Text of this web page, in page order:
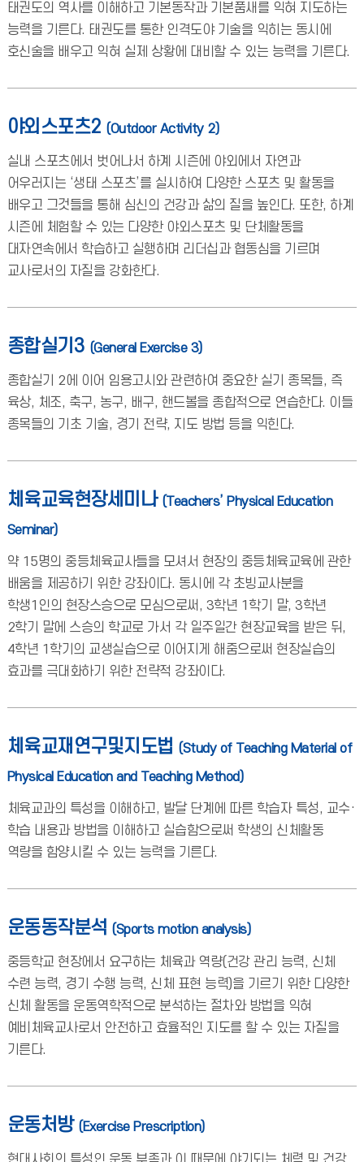
태권도의 역사를 이해하고 기본동작과 기본품새를 익혀 지도하는
능력을 기른다. 태권도를 통한 인격도야 기술을 익히는 동시에
호신술을 배우고 익혀 실제 상황에 대비할 수 있는 능력을 기른다.
야외스포츠2 (Outdoor Activity 2)
실내 스포츠에서 벗어나서 하계 시즌에 야외에서 자연과
어우러지는 ‘생태 스포츠’를 실시하여 다양한 스포츠 및 활동을
배우고 그것들을 통해 심신의 건강과 삶의 질을 높인다. 또한, 하계
시즌에 체험할 수 있는 다양한 야외스포츠 및 단체활동을
대자연속에서 학습하고 실행하며 리더십과 협동심을 기르며
교사로서의 자질을 강화한다.
종합실기3 (General Exercise 3)
종합실기 2에 이어 임용고시와 관련하여 중요한 실기 종목들, 즉
육상, 체조, 축구, 농구, 배구, 핸드볼을 종합적으로 연습한다. 이들
종목들의 기초 기술, 경기 전략, 지도 방법 등을 익힌다.
체육교육현장세미나 (Teachers’ Physical Education
Seminar)
약 15명의 중등체육교사들을 모셔서 현장의 중등체육교육에 관한
배움을 제공하기 위한 강좌이다. 동시에 각 초빙교사분을
학생1인의 현장스승으로 모심으로써, 3학년 1학기 말, 3학년
2학기 말에 스승의 학교로 가서 각 일주일간 현장교육을 받은 뒤,
4학년 1학기의 교생실습으로 이어지게 해줌으로써 현장실습의
효과를 극대화하기 위한 전략적 강좌이다.
체육교재연구및지도법 (Study of Teaching Material of
Physical Education and Teaching Method)
체육교과의 특성을 이해하고, 발달 단계에 따른 학습자 특성, 교수·
학습 내용과 방법을 이해하고 실습함으로써 학생의 신체활동
역량을 함양시킬 수 있는 능력을 기른다.
운동동작분석 (Sports motion analysis)
중등학교 현장에서 요구하는 체육과 역량(건강 관리 능력, 신체
수련 능력, 경기 수행 능력, 신체 표현 능력)을 기르기 위한 다양한
신체 활동을 운동역학적으로 분석하는 절차와 방법을 익혀
예비체육교사로서 안전하고 효율적인 지도를 할 수 있는 자질을
기른다.
운동처방 (Exercise Prescription)